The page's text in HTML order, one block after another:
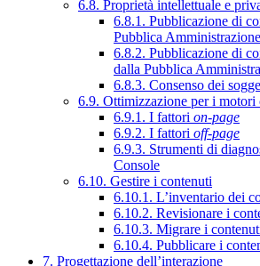
6.8. Proprietà intellettuale e
6.8.1. Pubblicazione di
Pubblica Amministrazione
6.8.2. Pubblicazione di
dalla Pubblica
6.8.3. Consenso dei
6.9. Ottimizzazione per i motori
6.9.1. I fattori on-page
6.9.2. I fattori off-page
6.9.3. Strumenti di
Console
6.10. Gestire i contenuti
6.10.1. L’inventario dei
6.10.2. Revisionare i
6.10.3. Migrare i
6.10.4. Pubblicare i
7. Progettazione dell’interazione